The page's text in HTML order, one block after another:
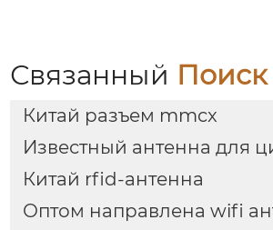
Связанный Поиск
Китай разъем mmcx
Известный антенна для
Китай rfid-антенна
Оптом направлена wifi